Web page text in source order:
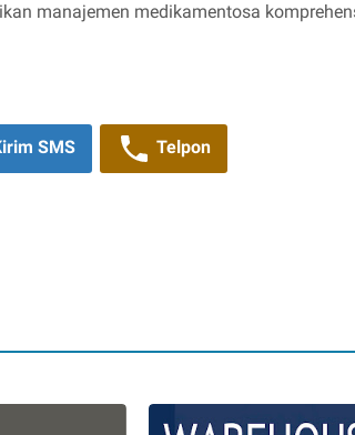
manajemen medikamentosa
SMS Telpon